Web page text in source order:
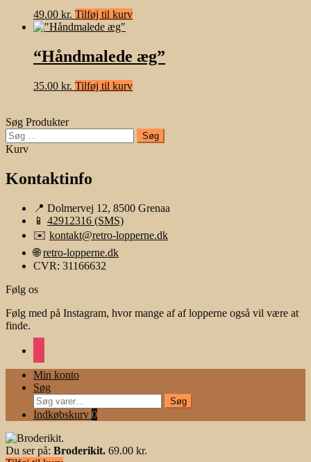
49.00 kr. Tilføj til kurv
“Håndmalede æg”
35.00 kr. Tilføj til kurv
Søg Produkter
Søg
efter:
Kurv
Kontaktinfo
📍 Dolmervej 12, 8500 Grenaa
📱 42912316 (SMS)
✉️ kontakt@retro-lopperne.dk
🌐retro-lopperne.dk
CVR: 31166632
Følg os
Følg med på Instagram, hvor mange af af lopperne også vil være at
finde.
Min konto
Søg
Søg
efter:
Søg
Indkøbskurv 0
Du ser på: Broderikit. 69.00 kr.